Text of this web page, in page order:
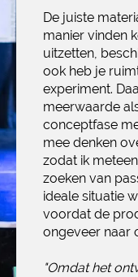
De juiste
manier vinden
uitzetten,
ook heb je
experiment.
meerwaarde
conceptfase
mee denken
zodat ik
zoeken van
ideale situatie
voordat de
ongeveer naar
"Omdat het